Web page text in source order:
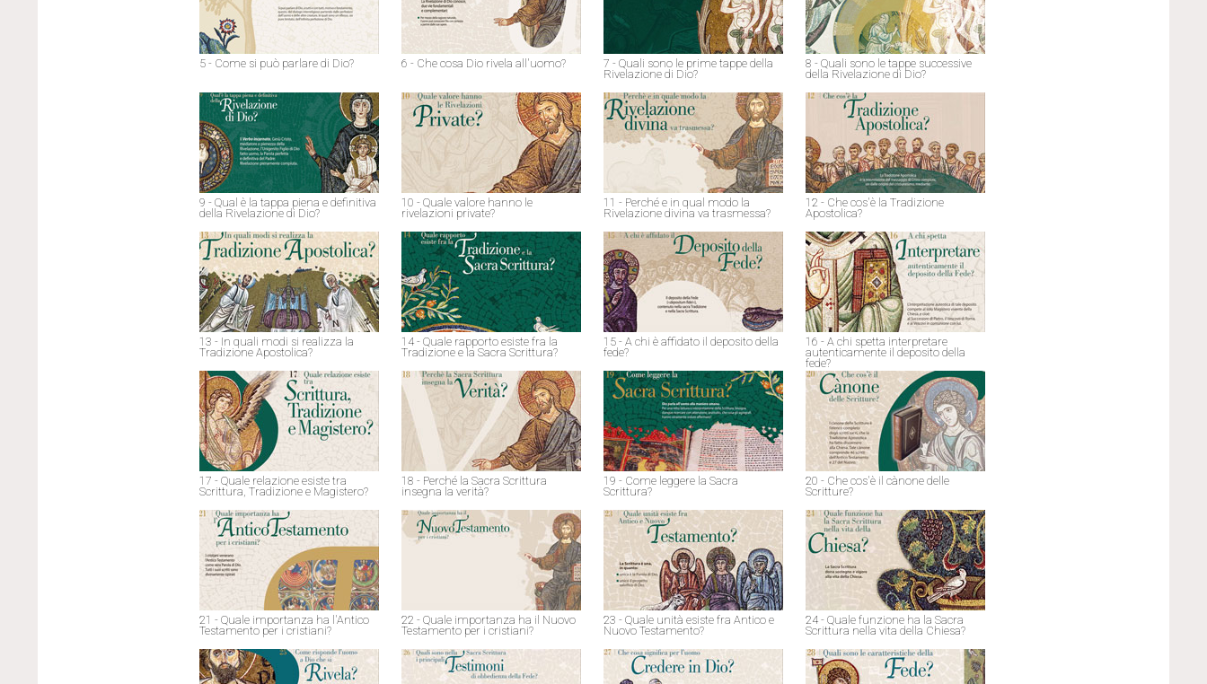
5 - Come si può parlare di Dio? 6 - Che cosa Dio rivela all'uomo?
7 - Quali sono le prime tappe della
Rivelazione di Dio?
8 - Quali sono le tappe successive
della Rivelazione di Dio?
9 - Qual è la tappa piena e definitiva
della Rivelazione di Dio?
10 - Quale valore hanno le
rivelazioni private?
11 - Perché e in qual modo la
Rivelazione divina va trasmessa?
12 - Che cos'è la Tradizione
Apostolica?
13 - In quali modi si realizza la
Tradizione Apostolica?
14 - Quale rapporto esiste fra la
Tradizione e la Sacra Scrittura?
15 - A chi è affidato il deposito della
fede?
16 - A chi spetta interpretare
autenticamente il deposito della
fede?
17 - Quale relazione esiste tra
Scrittura, Tradizione e Magistero?
18 - Perché la Sacra Scrittura
insegna la verità?
19 - Come leggere la Sacra
Scrittura?
20 - Che cos'è il cànone delle
Scritture?
21 - Quale importanza ha l'Antico
Testamento per i cristiani?
22 - Quale importanza ha il Nuovo
Testamento per i cristiani?
23 - Quale unità esiste fra Antico e
Nuovo Testamento?
24 - Quale funzione ha la Sacra
Scrittura nella vita della Chiesa?